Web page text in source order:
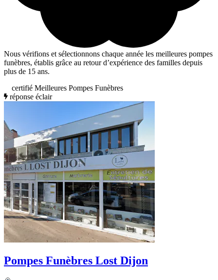
Nous vérifions et sélectionnons chaque année les meilleures pompes
funèbres, établis grâce au retour d’expérience des familles depuis
plus de 15 ans.
certifié Meilleures Pompes Funèbres
réponse éclair
Pompes Funèbres Lost Dijon